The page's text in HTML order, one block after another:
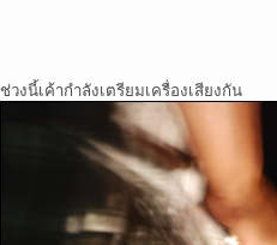
ช่วงนี้เค้ากำลังเตรียมเครื่องเสียงกัน